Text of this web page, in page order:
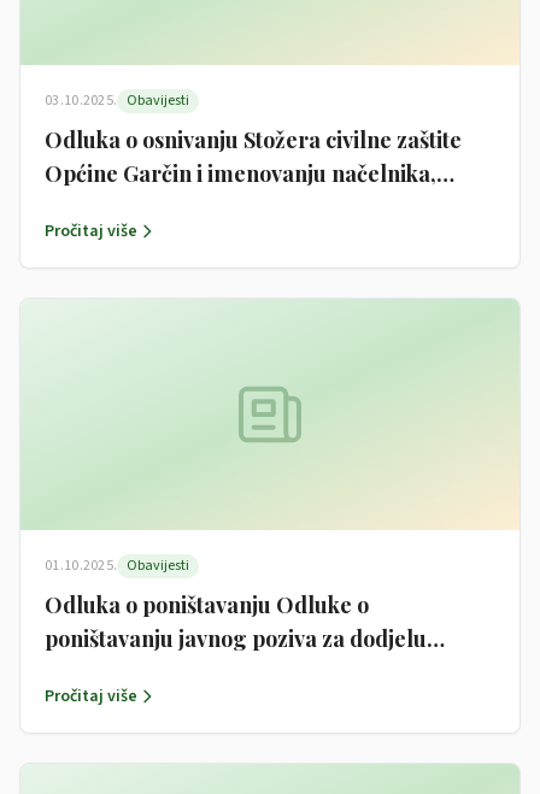
03.10.2025. Obavijesti
Odluka o osnivanju Stožera civilne zaštite
Općine Garčin i imenovanju načelnika,
civilne zaštite Općine Garčin
Pročitaj više
01.10.2025. Obavijesti
Odluka o poništavanju Odluke o
poništavanju javnog poziva za dodjelu
područja Općine Garčin za akademsku
godinu 2024/2025
Pročitaj više